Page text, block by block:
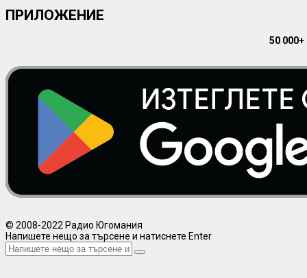
ПРИЛОЖЕНИЕ
50
© 2008-2022 Радио Югомания
Напишете нещо за търсене и натиснете Enter